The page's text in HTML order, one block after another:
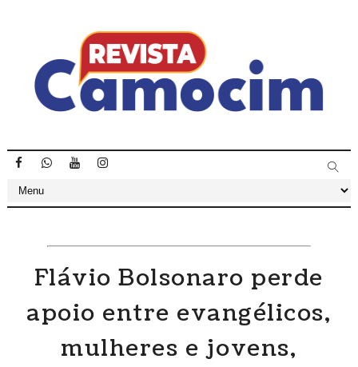
Flávio Bolsonaro perde
apoio entre evangélicos,
mulheres e jovens,